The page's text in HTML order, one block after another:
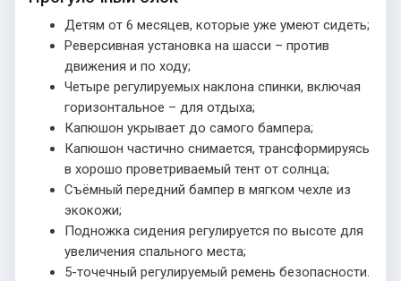
Детям от 6 месяцев, которые уже умеют сидеть;
Реверсивная установка на шасси – против
движения и по ходу;
Четыре регулируемых наклона спинки, включая
горизонтальное – для отдыха;
Капюшон укрывает до самого бампера;
Капюшон частично снимается, трансформируясь
в хорошо проветриваемый тент от солнца;
Съёмный передний бампер в мягком чехле из
экокожи;
Подножка сидения регулируется по высоте для
увеличения спального места;
5-точечный регулируемый ремень безопасности.